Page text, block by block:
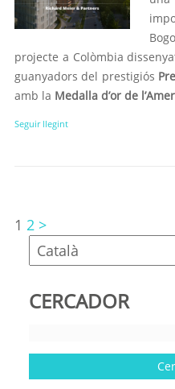
projecte a Colòmbia
guanyadors del prestigiós
amb la Medalla d’or de
Seguir llegint
1 2 >
CERCADOR